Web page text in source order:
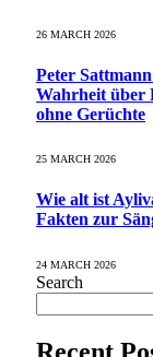
26 MARCH 2026
Peter
Wahrheit über
ohne Gerüchte
25 MARCH 2026
Wie alt ist
Fakten zur
24 MARCH 2026
Search
Recent